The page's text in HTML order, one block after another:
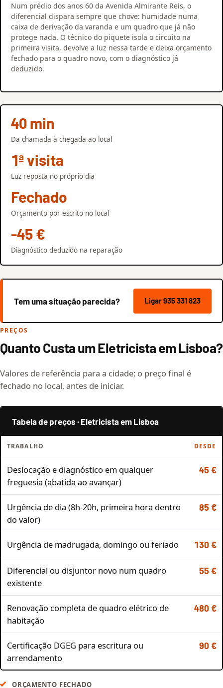
Num prédio dos anos 60 da Avenida Almirante Reis, o
diferencial dispara sempre que chove: humidade numa
caixa de derivação da varanda e um quadro que já não
protege nada. O técnico do piquete isola o circuito na
primeira visita, devolve a luz nessa tarde e deixa orçamento
fechado para o quadro novo, com o diagnóstico já
deduzido.
40 min
Da chamada à chegada ao local
1ª visita
Luz reposta no próprio dia
Fechado
Orçamento por escrito no local
-45 €
Diagnóstico deduzido na reparação
Tem uma situação parecida? Ligar 935 331 823
PREÇOS
Quanto Custa um Eletricista em Lisboa?
Valores de referência para a cidade; o preço final é
fechado no local, antes de iniciar.
Tabela de preços · Eletricista em Lisboa
TRABALHO DESDE
Deslocação e diagnóstico em qualquer
freguesia (abatida ao avançar)
45 €
Urgência de dia (8h-20h, primeira hora dentro
do valor)
85 €
Urgência de madrugada, domingo ou feriado 130 €
Diferencial ou disjuntor novo num quadro
existente
55 €
Renovação completa de quadro elétrico de
habitação
480 €
Certificação DGEG para escritura ou
arrendamento
90 €
ORÇAMENTO FECHADO